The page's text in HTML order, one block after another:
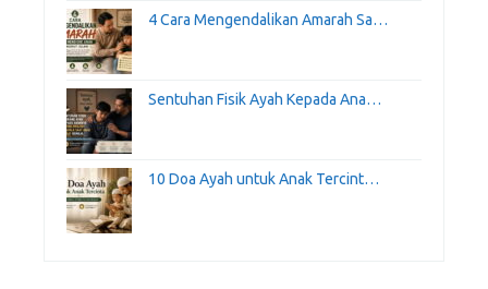
4 Cara Mengendalikan Amarah Sa…
Sentuhan Fisik Ayah Kepada Ana…
10 Doa Ayah untuk Anak Tercint…